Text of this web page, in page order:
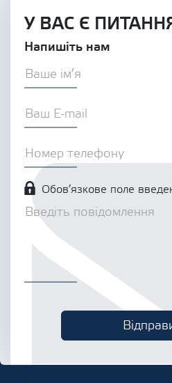
У ВАС Є
Напишіть нам
Обов’язкове поле